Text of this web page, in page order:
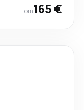
от165 €